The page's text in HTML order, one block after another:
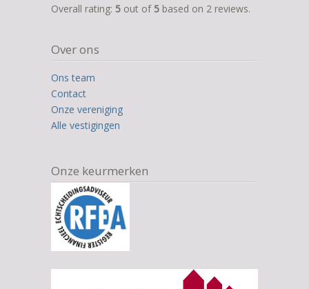
5,0
on
Overall rating: 5 out of 5 based on 2 reviews.
Over ons
Ons team
Contact
Onze vereniging
Alle vestigingen
Onze keurmerken